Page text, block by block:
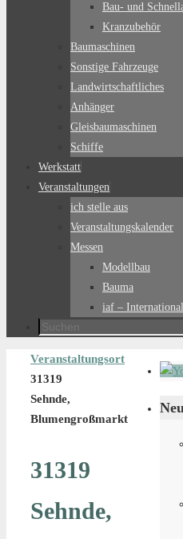
Bau- und
Kranzubehör
Baumaschinen
Sonstige Fahrzeuge
Landwirtschaftliches
Anhänger
Gleisbaumaschinen
Schiffe
Werkstatt
Veranstaltungen
ich stelle aus
Veranstaltungskalender
Messen
Modellbau
Bauma
iaf –
Suchen
Start
Veranstaltungsort
31319
Sehnde,
Blumengroßmarkt
31319
Sehnde,